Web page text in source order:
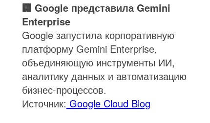
🏢 Google представила Gemini
Enterprise
Google запустила корпоративную
платформу Gemini Enterprise,
объединяющую инструменты ИИ,
аналитику данных и автоматизацию
бизнес-процессов.
Источник: Google Cloud Blog